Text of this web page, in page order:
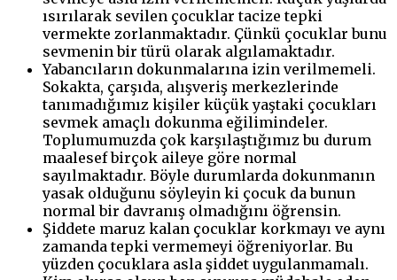
ısırılarak sevilen çocuklar tacize tepki
vermekte zorlanmaktadır. Çünkü çocuklar bunu
sevmenin bir türü olarak algılamaktadır.
Yabancıların dokunmalarına izin verilmemeli.
Sokakta, çarşıda, alışveriş merkezlerinde
tanımadığımız kişiler küçük yaştaki çocukları
sevmek amaçlı dokunma eğilimindeler.
Toplumumuzda çok karşılaştığımız bu durum
maalesef birçok aileye göre normal
sayılmaktadır. Böyle durumlarda dokunmanın
yasak olduğunu söyleyin ki çocuk da bunun
normal bir davranış olmadığını öğrensin.
Şiddete maruz kalan çocuklar korkmayı ve aynı
zamanda tepki vermemeyi öğreniyorlar. Bu
yüzden çocuklara asla şiddet uygulanmamalı.